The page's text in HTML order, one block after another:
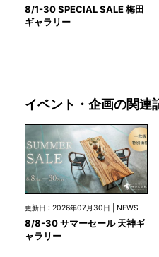
8/1-30 SPECIAL SALE 梅田
ギャラリー
イベント・企画の関連
更新日 : 2026年07月30日 | NEWS
8/8-30 サマーセール 天神ギ
ャラリー